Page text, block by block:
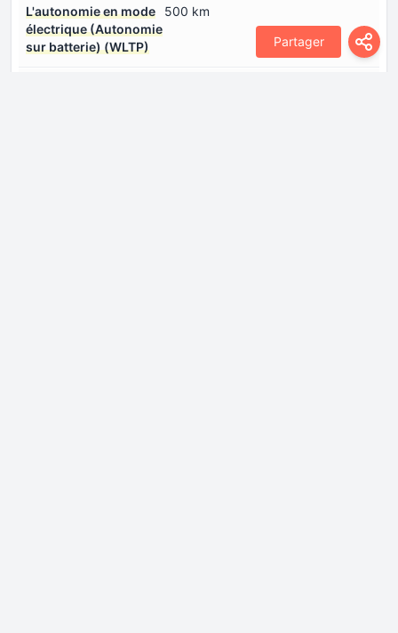
Partager
L'autonomie en mode
électrique (Autonomie
sur batterie) (WLTP)
500 km